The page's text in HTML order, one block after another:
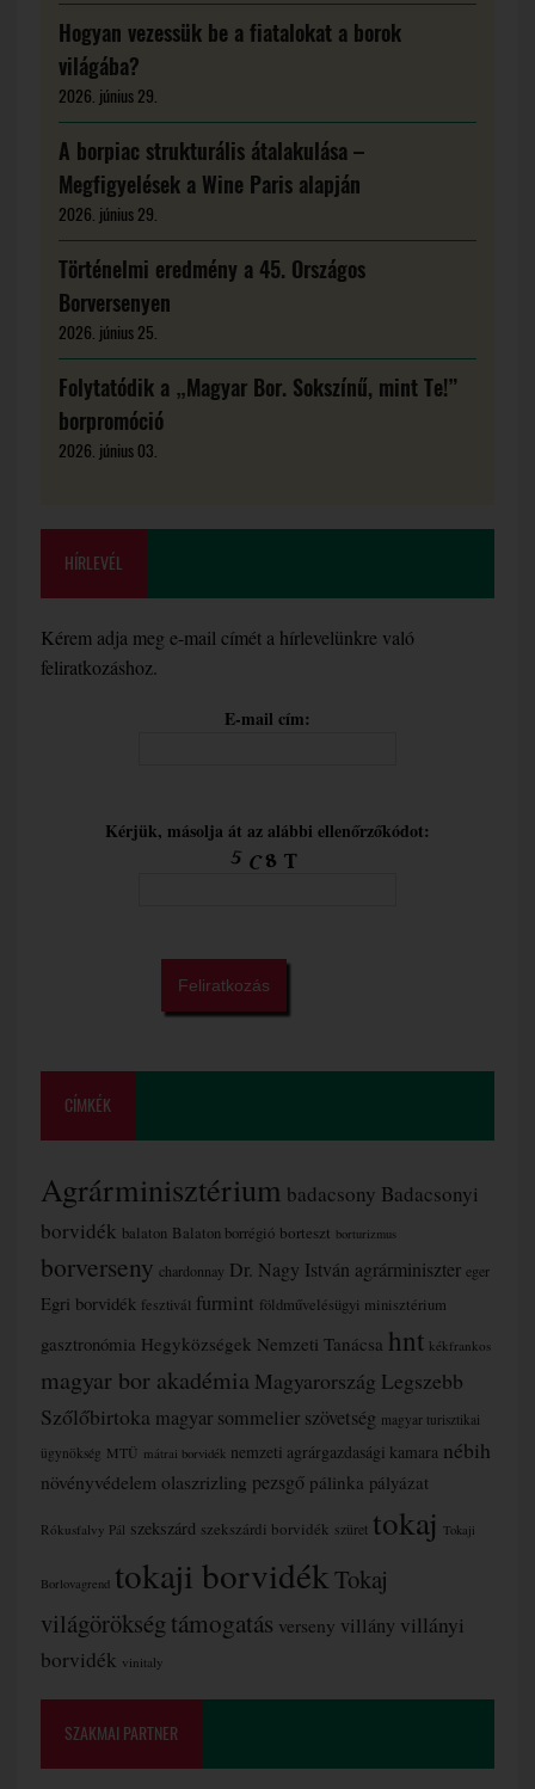
Hogyan vezessük be a fiatalokat a borok
világába?
2026. június 29.
A borpiac strukturális átalakulása –
Megfigyelések a Wine Paris alapján
2026. június 29.
Történelmi eredmény a 45. Országos
Borversenyen
2026. június 25.
Folytatódik a „Magyar Bor. Sokszínű, mint Te!”
borpromóció
2026. június 03.
HÍRLEVÉL
Kérem adja meg e-mail címét a hírlevelünkre való
feliratkozáshoz.
E-mail cím:
Kérjük, másolja át az alábbi ellenőrzőkódot:
CÍMKÉK
Agrárminisztérium badacsony Badacsonyi
borvidék balaton Balaton borrégió borteszt borturizmus
borverseny chardonnay Dr. Nagy István agrárminiszter eger
Egri borvidék fesztivál furmint földművelésügyi minisztérium
gasztronómia Hegyközségek Nemzeti Tanácsa hnt kékfrankos
magyar bor akadémia Magyarország Legszebb
Szőlőbirtoka magyar sommelier szövetség magyar turisztikai
ügynökség MTÜ mátrai borvidék nemzeti agrárgazdasági kamara nébih
növényvédelem olaszrizling pezsgő pálinka pályázat
Rókusfalvy Pál szekszárd szekszárdi borvidék szüret tokaj Tokaji
Borlovagrend tokaji borvidékTokaj
világörökségtámogatás verseny villány villányi
borvidék vinitaly
SZAKMAI PARTNER